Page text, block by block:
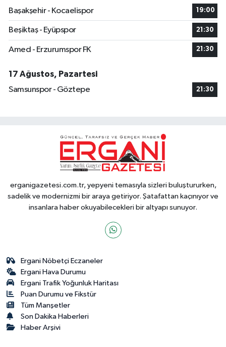
Başakşehir - Kocaelispor
19:00
Beşiktaş - Eyüpspor 21:30
Amed - Erzurumspor FK 21:30
17 Ağustos, Pazartesi
Samsunspor - Göztepe
21:30
erganigazetesi.com.tr, yepyeni temasıyla sizleri buluştururken,
sadelik ve modernizmi bir araya getiriyor. Şatafattan kaçınıyor ve
insanlara haber okuyabilecekleri bir altyapı sunuyor.
Ergani Nöbetçi Eczaneler
Ergani Hava Durumu
Ergani Trafik Yoğunluk Haritası
Puan Durumu ve Fikstür
Tüm Manşetler
Son Dakika Haberleri
Haber Arşivi